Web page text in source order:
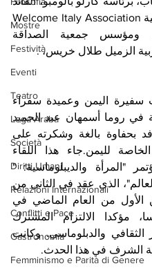
Mostre
Festività
Eventi
Teatro
Lega Araba
Società
Diritti Umani
Relazioni Internazionali
Conflitti e Pace
Gastronomia
Femminismo e Parità di Genere
الزميل طلال خريس، .
الدول العربية في روما أسمهان عبد الحميد
استكمالا لمؤتمر "المرأة والديبلوماسية: "
أصوات من العالم"، الذي عقد في الثاني من
جامعة لومسا، مؤكدا الالتزام المشترك
بتعزيز الحوار الثقافي والدبلوماسي. وكانت
الشرف في هذا الحدث.